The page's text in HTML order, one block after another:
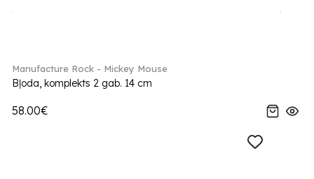
Manufacture Rock - Mickey Mouse
Bļoda, komplekts 2 gab. 14 cm
58.00€